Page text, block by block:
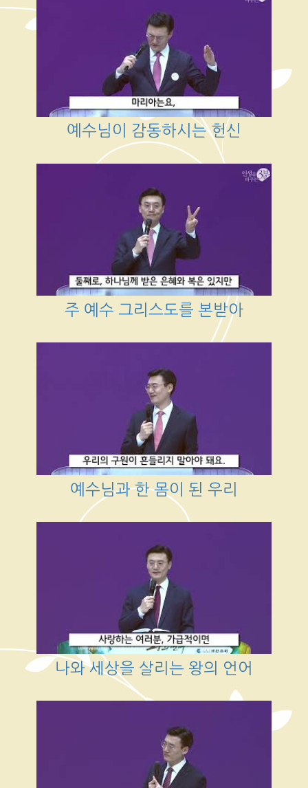
예수님이 감동하시는 헌신
주 예수 그리스도를 본받아
예수님과 한 몸이 된 우리
나와 세상을 살리는 왕의 언어